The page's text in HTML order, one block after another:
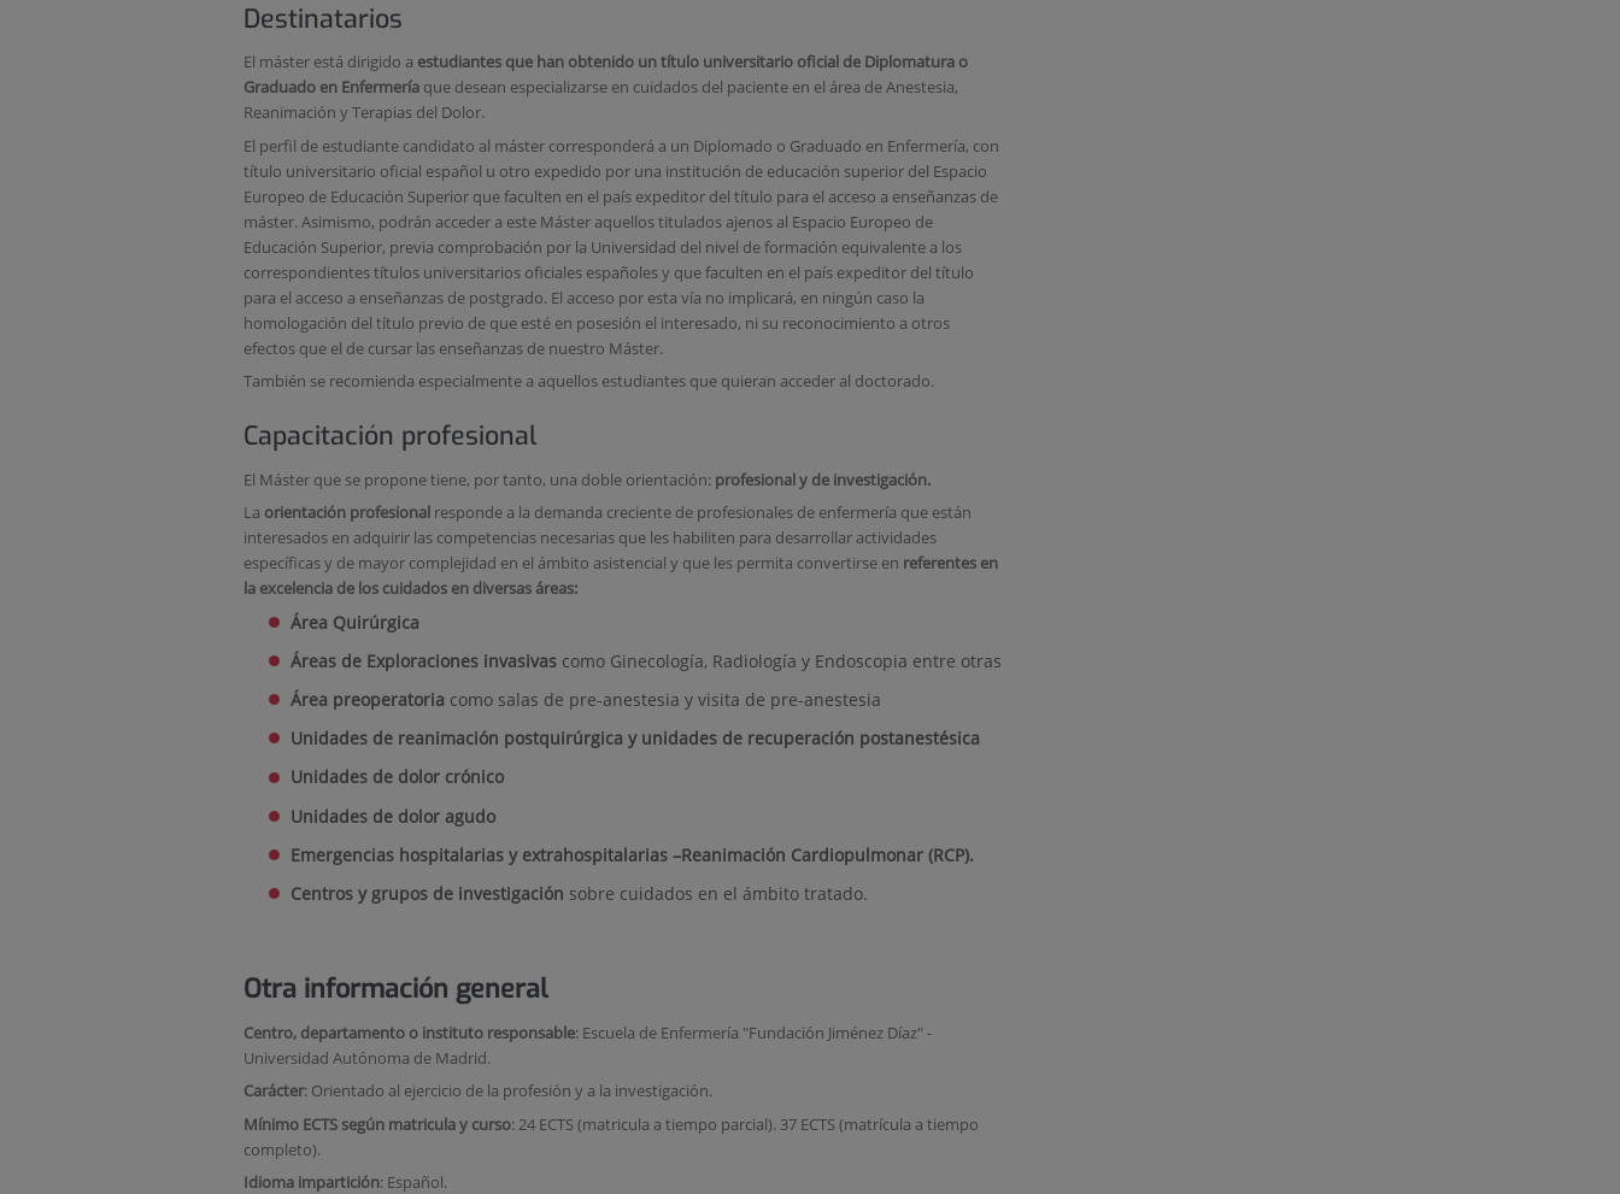
Destinatarios
El máster está dirigido a estudiantes que han obtenido un título universitario oficial de Diplomatura o
Graduado en Enfermería que desean especializarse en cuidados del paciente en el área de Anestesia,
Reanimación y Terapias del Dolor.
El perfil de estudiante candidato al máster corresponderá a un Diplomado o Graduado en Enfermería, con
título universitario oficial español u otro expedido por una institución de educación superior del Espacio
Europeo de Educación Superior que faculten en el país expeditor del título para el acceso a enseñanzas de
máster. Asimismo, podrán acceder a este Máster aquellos titulados ajenos al Espacio Europeo de
Educación Superior, previa comprobación por la Universidad del nivel de formación equivalente a los
correspondientes títulos universitarios oficiales españoles y que faculten en el país expeditor del título
para el acceso a enseñanzas de postgrado. El acceso por esta vía no implicará, en ningún caso la
homologación del título previo de que esté en posesión el interesado, ni su reconocimiento a otros
efectos que el de cursar las enseñanzas de nuestro Máster.
También se recomienda especialmente a aquellos estudiantes que quieran acceder al doctorado.
Capacitación profesional
El Máster que se propone tiene, por tanto, una doble orientación: profesional y de investigación.
La orientación profesional responde a la demanda creciente de profesionales de enfermería que están
interesados en adquirir las competencias necesarias que les habiliten para desarrollar actividades
específicas y de mayor complejidad en el ámbito asistencial y que les permita convertirse en referentes en
la excelencia de los cuidados en diversas áreas:
Área Quirúrgica
Áreas de Exploraciones invasivas como Ginecología, Radiología y Endoscopia entre otras
Área preoperatoria como salas de pre-anestesia y visita de pre-anestesia
Unidades de reanimación postquirúrgica y unidades de recuperación postanestésica
Unidades de dolor crónico
Unidades de dolor agudo
Emergencias hospitalarias y extrahospitalarias –Reanimación Cardiopulmonar (RCP).
Centros y grupos de investigación sobre cuidados en el ámbito tratado.
Otra información general
Centro, departamento o instituto responsable: Escuela de Enfermería "Fundación Jiménez Díaz" -
Universidad Autónoma de Madrid.
Carácter: Orientado al ejercicio de la profesión y a la investigación.
Mínimo ECTS según matricula y curso: 24 ECTS (matricula a tiempo parcial). 37 ECTS (matrícula a tiempo
completo).
Idioma impartición: Español.